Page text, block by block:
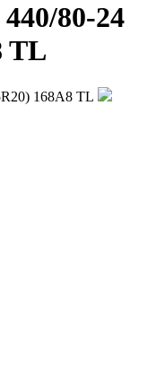
80-24
TL